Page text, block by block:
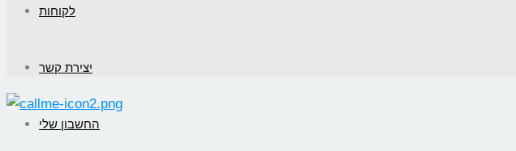
לקוחות
יצירת קשר
החשבון שלי